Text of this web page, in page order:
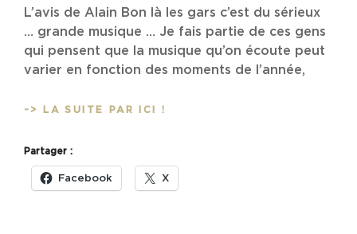
L’avis de Alain Bon là les gars c’est du sérieux
… grande musique … Je fais partie de ces gens
qui pensent que la musique qu’on écoute peut
varier en fonction des moments de l’année,
-> LA SUITE PAR ICI !
(1991)
Partager :
Facebook X